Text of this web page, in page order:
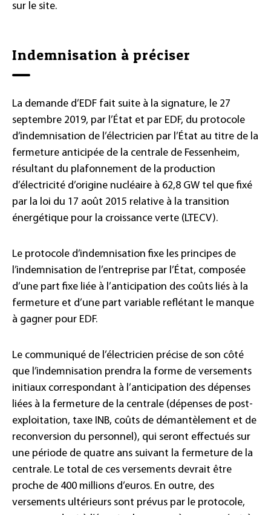
sur le site.
Indemnisation à préciser
La demande d’EDF fait suite à la signature, le 27
septembre 2019, par l’État et par EDF, du protocole
d’indemnisation de l’électricien par l’État au titre de la
fermeture anticipée de la centrale de Fessenheim,
résultant du plafonnement de la production
d’électricité d’origine nucléaire à 62,8 GW tel que fixé
par la loi du 17 août 2015 relative à la transition
énergétique pour la croissance verte (LTECV).
Le protocole d’indemnisation fixe les principes de
l’indemnisation de l’entreprise par l’État, composée
d’une part fixe liée à l’anticipation des coûts liés à la
fermeture et d’une part variable reflétant le manque
à gagner pour EDF.
Le communiqué de l’électricien précise de son côté
que l’indemnisation prendra la forme de versements
initiaux correspondant à l’anticipation des dépenses
liées à la fermeture de la centrale (dépenses de post-
exploitation, taxe INB, coûts de démantèlement et de
reconversion du personnel), qui seront effectués sur
une période de quatre ans suivant la fermeture de la
centrale. Le total de ces versements devrait être
proche de 400 millions d’euros. En outre, des
versements ultérieurs sont prévus par le protocole,